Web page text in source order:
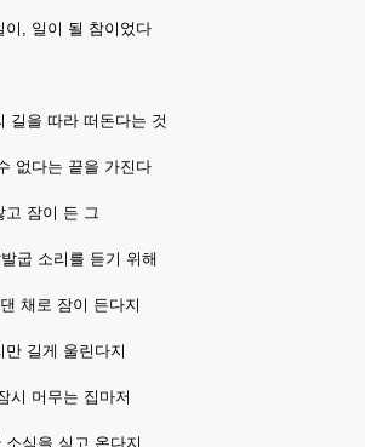
이, 일이 될 참이었다
길을 따라 떠돈다는 것
없다는 끝을 가진다
고 잠이 든 그
굽 소리를 듣기 위해
채로 잠이 든다지
길게 울린다지
시 머무는 집마저
식을 싣고 온다지